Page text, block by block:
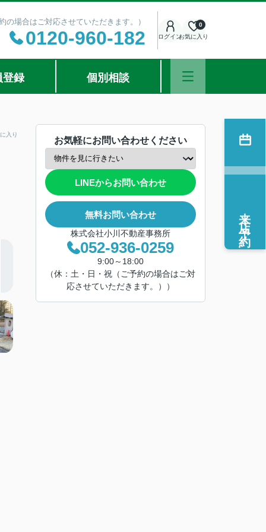
場合はご対応させていただきます。）
0120-960-182 ログインお気に入り
0
登録 個別相談
入り
お気軽にお問い合わせください
LINEからお問い合わせ
無料お問い合わせ
株式会社小川不動産事務所
052-936-0259
9:00～18:00
（休：土・日・祝（ご予約の場合はご対
応させていただきます。））
来店予約